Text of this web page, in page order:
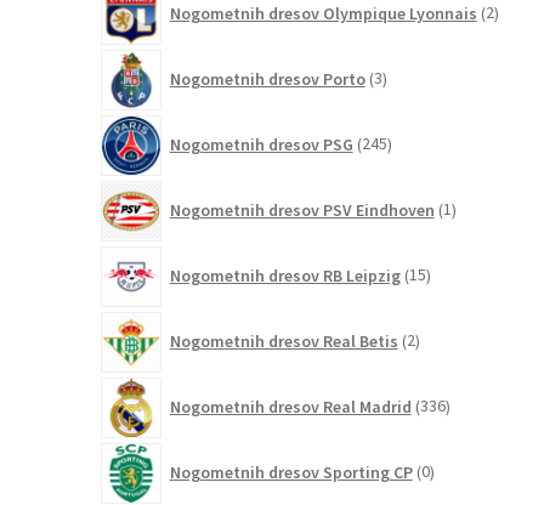
Nogometnih dresov Olympique Lyonnais 2izdelka
Nogometnih dresov Porto 3izdelki
Nogometnih dresov PSG 245izdelkov
Nogometnih dresov PSV Eindhoven 1izdelek
Nogometnih dresov RB Leipzig 15izdelkov
Nogometnih dresov Real Betis 2izdelka
Nogometnih dresov Real Madrid 336izdelkov
Nogometnih dresov Sporting CP 0izdelkov